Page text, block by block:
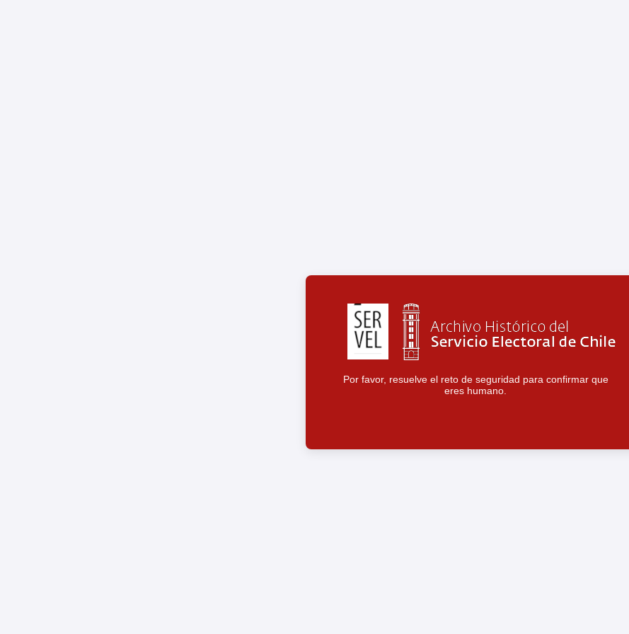
Por favor, resuelve el reto de seguridad para confirmar que
eres humano.